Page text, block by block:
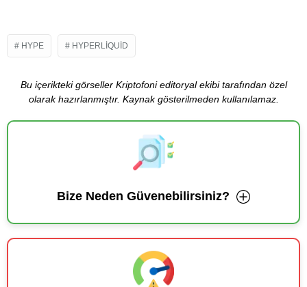
HYPE HYPERLIQUID
Bu içerikteki görseller Kriptofoni editoryal ekibi tarafından özel
olarak hazırlanmıştır. Kaynak gösterilmeden kullanılamaz.
Bize Neden Güvenebilirsiniz?